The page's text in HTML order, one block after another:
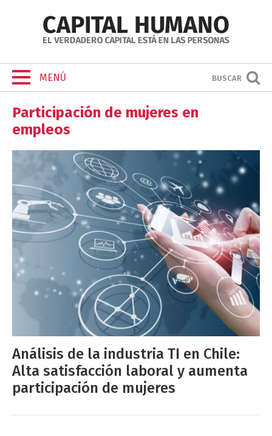
MENÚ BUSCAR
Participación de mujeres en
empleos
Análisis de la industria TI en Chile:
Alta satisfacción laboral y aumenta
participación de mujeres